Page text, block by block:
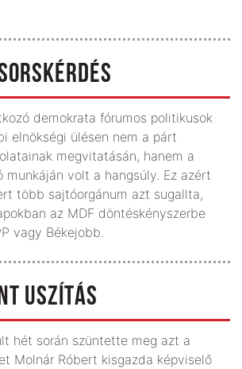
demokrata fórumos politikusok
elnökségi ülésen nem a párt
megvitatásán, hanem a
munkáján volt a hangsúly. Ez azért
több sajtóorgánum azt sugallta,
az MDF döntéskényszerbe
vagy Békejobb.
USZÍTÁS
hét során szüntette meg azt a
Molnár Róbert kisgazda képviselő